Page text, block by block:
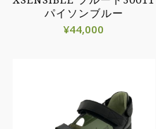
パイソンブルー
¥44,000